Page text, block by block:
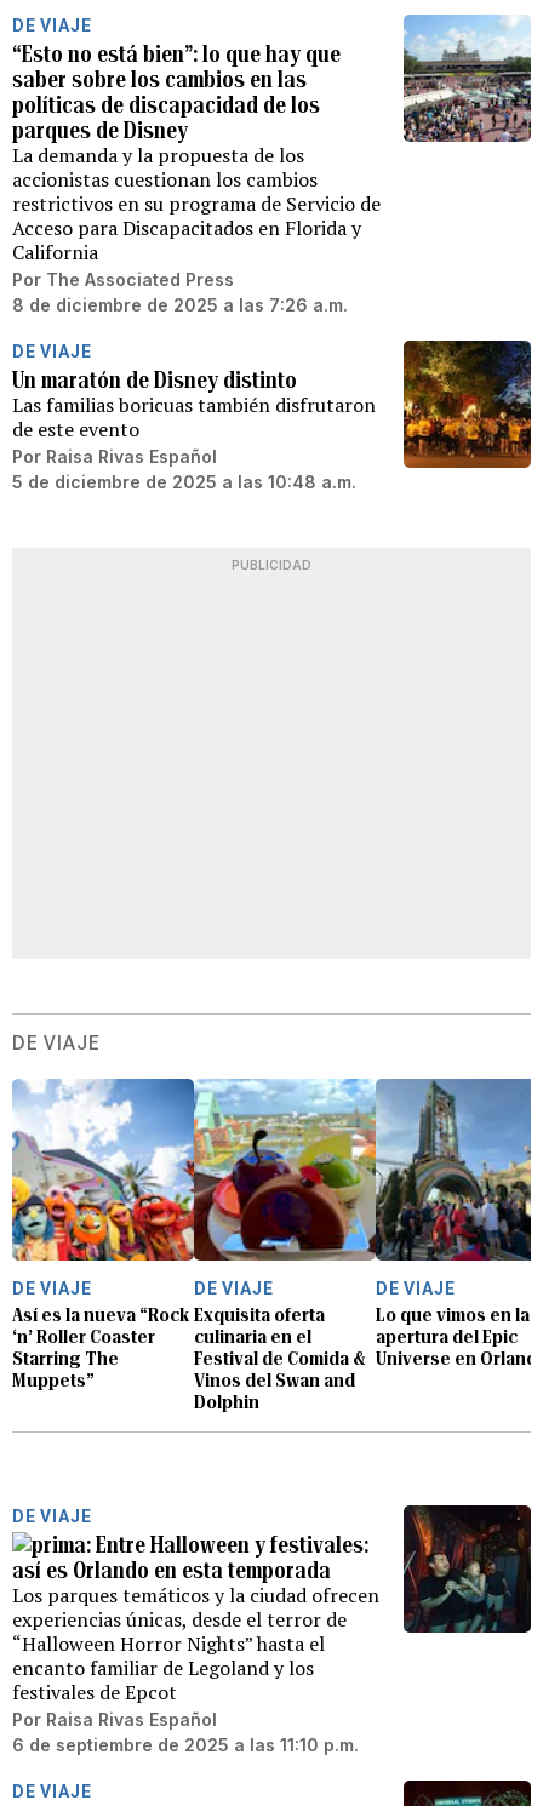
DE VIAJE
“Esto no está bien”: lo que hay que
saber sobre los cambios en las
políticas de discapacidad de los
parques de Disney
La demanda y la propuesta de los
accionistas cuestionan los cambios
restrictivos en su programa de Servicio de
Acceso para Discapacitados en Florida y
California
Por The Associated Press
8 de diciembre de 2025 a las 7:26 a.m.
DE VIAJE
Un maratón de Disney distinto
Las familias boricuas también disfrutaron
de este evento
Por Raisa Rivas Español
5 de diciembre de 2025 a las 10:48 a.m.
PUBLICIDAD
DE VIAJE
DE VIAJE
Así es la nueva “Rock
‘n’ Roller Coaster
Starring The
Muppets”
DE VIAJE
Exquisita oferta
culinaria en el
Festival de Comida &
Vinos del Swan and
Dolphin
DE VIAJE
Lo que vimos en la
apertura del Epic
Universe en
DE VIAJE
Entre Halloween y festivales:
así es Orlando en esta temporada
Los parques temáticos y la ciudad ofrecen
experiencias únicas, desde el terror de
“Halloween Horror Nights” hasta el
encanto familiar de Legoland y los
festivales de Epcot
Por Raisa Rivas Español
6 de septiembre de 2025 a las 11:10 p.m.
DE VIAJE